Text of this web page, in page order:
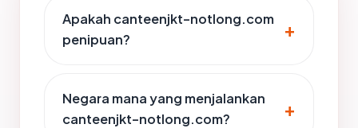
Apakah canteenjkt-notlong.com
penipuan?
Negara mana yang menjalankan
canteenjkt-notlong.com?